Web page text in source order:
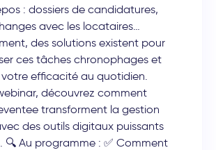
: dossiers de candidatures,
avec les locataires…
des solutions existent pour
ces tâches chronophages et
efficacité au quotidien.
découvrez comment
transforment la gestion
des outils digitaux puissants
🔍 Au programme : ✅ Comment